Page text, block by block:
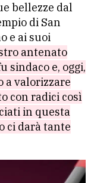
bellezze dal
di San
e ai suoi
antenato
sindaco e, oggi,
a valorizzare
con radici così
in questa
ci darà tante